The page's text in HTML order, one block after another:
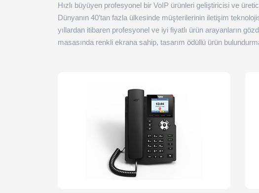
Hızlı büyüyen profesyonel bir VoIP ürünleri geliştiricisi ve
Dünyanın 40’tan fazla ülkesinde müşterilerinin iletişim
yıllardan itibaren profesyonel ve iyi fiyatlı ürün arayanların
masasında renkli ekrana sahip, tasarım ödüllü ürün